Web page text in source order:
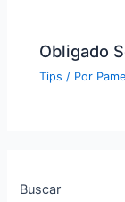
Obligado
Tips / Por
Buscar